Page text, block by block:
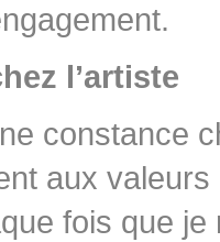
l’artiste
constance
aux
fois que